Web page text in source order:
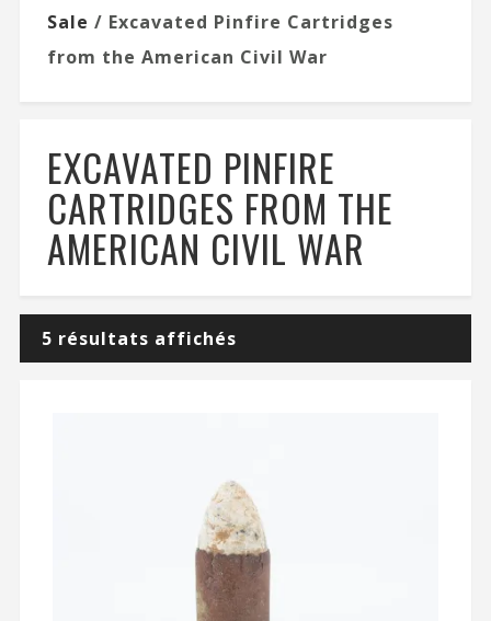
Sale / Excavated Pinfire Cartridges
from the American Civil War
EXCAVATED PINFIRE
CARTRIDGES FROM THE
AMERICAN CIVIL WAR
5 résultats affichés